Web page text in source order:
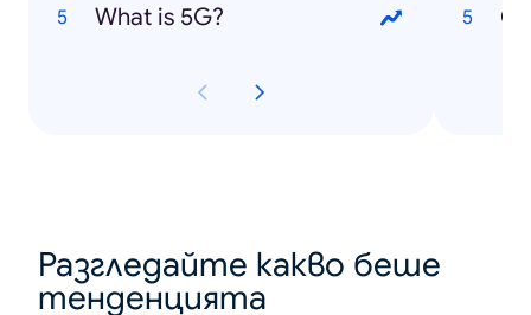
What is 5G?
Разгледайте какво беше
тенденцията